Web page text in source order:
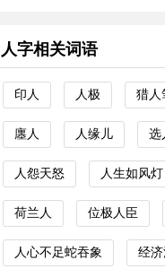
人字相关词语
印人 人极 猎人
廛人 人缘儿 选
人怨天怒 人生如风灯
荷兰人 位极人臣
人心不足蛇吞象 经济